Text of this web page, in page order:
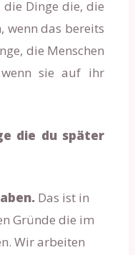
Dinge die, die
wenn das bereits
die Menschen
sie auf ihr
die du später
Das ist in
Gründe die im
Wir arbeiten